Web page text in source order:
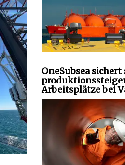
OneSubsea sichert
Arbeitsplätze bei